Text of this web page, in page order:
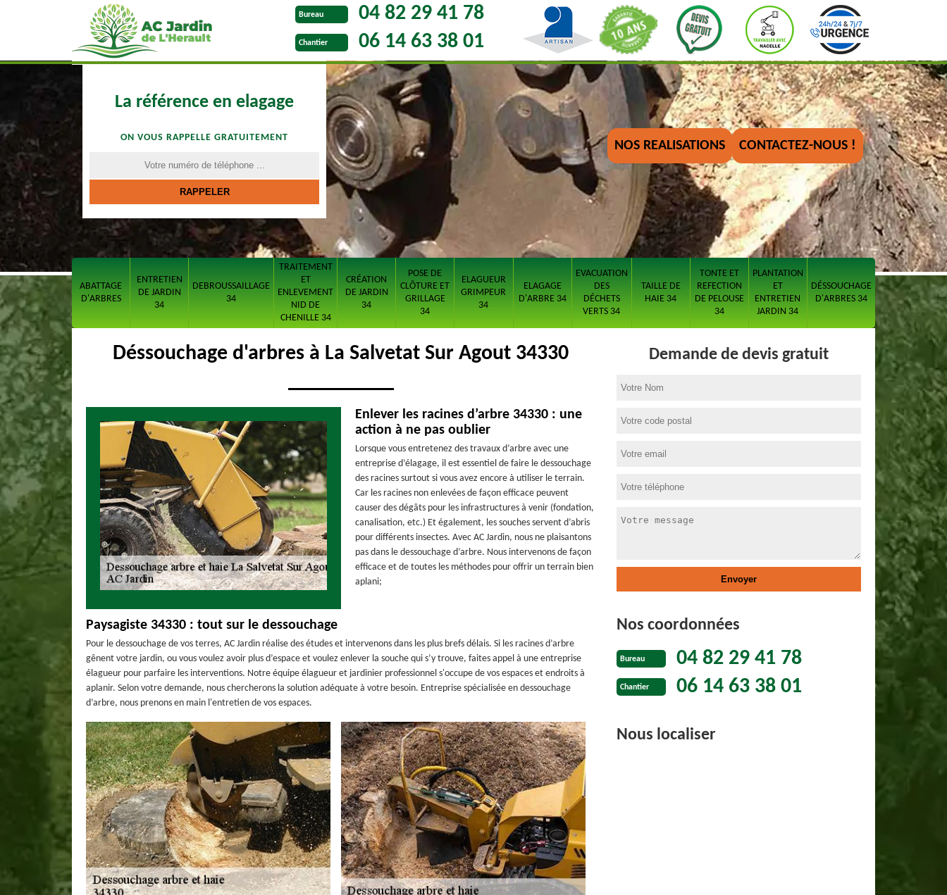
Bureau 04 82 29 41 78
Chantier 06 14 63 38 01
La référence en elagage
ON VOUS RAPPELLE GRATUITEMENT
NOS REALISATIONS CONTACTEZ-NOUS !
ABATTAGE
D'ARBRES
ENTRETIEN
DE JARDIN
34
DEBROUSSAILLAGE
34
TRAITEMENT
ET
ENLEVEMENT
NID DE
CHENILLE 34
CRÉATION
DE JARDIN
34
POSE DE
CLÔTURE ET
GRILLAGE
34
ELAGUEUR
GRIMPEUR
34
ELAGAGE
D'ARBRE 34
EVACUATION
DES
DÉCHETS
VERTS 34
TAILLE DE
HAIE 34
TONTE ET
REFECTION
DE PELOUSE
34
PLANTATION
ET
ENTRETIEN
JARDIN 34
DÉSSOUCHAGE
D'ARBRES 34
Déssouchage d'arbres à La Salvetat Sur Agout 34330
Enlever les racines d’arbre 34330 : une
action à ne pas oublier
Lorsque vous entretenez des travaux d’arbre avec une
entreprise d’élagage, il est essentiel de faire le dessouchage
des racines surtout si vous avez encore à utiliser le terrain.
Car les racines non enlevées de façon efficace peuvent
causer des dégâts pour les infrastructures à venir (fondation,
canalisation, etc.) Et également, les souches servent d’abris
pour différents insectes. Avec AC Jardin, nous ne plaisantons
pas dans le dessouchage d’arbre. Nous intervenons de façon
efficace et de toutes les méthodes pour offrir un terrain bien
aplani;
Paysagiste 34330 : tout sur le dessouchage
Pour le dessouchage de vos terres, AC Jardin réalise des études et intervenons dans les plus brefs délais. Si les racines d’arbre
gênent votre jardin, ou vous voulez avoir plus d’espace et voulez enlever la souche qui s’y trouve, faites appel à une entreprise
élagueur pour parfaire les interventions. Notre équipe élagueur et jardinier professionnel s'occupe de vos espaces et endroits à
aplanir. Selon votre demande, nous chercherons la solution adéquate à votre besoin. Entreprise spécialisée en dessouchage
d’arbre, nous prenons en main l'entretien de vos espaces.
Demande de devis gratuit
Nos coordonnées
Bureau 04 82 29 41 78
Chantier 06 14 63 38 01
Nous localiser